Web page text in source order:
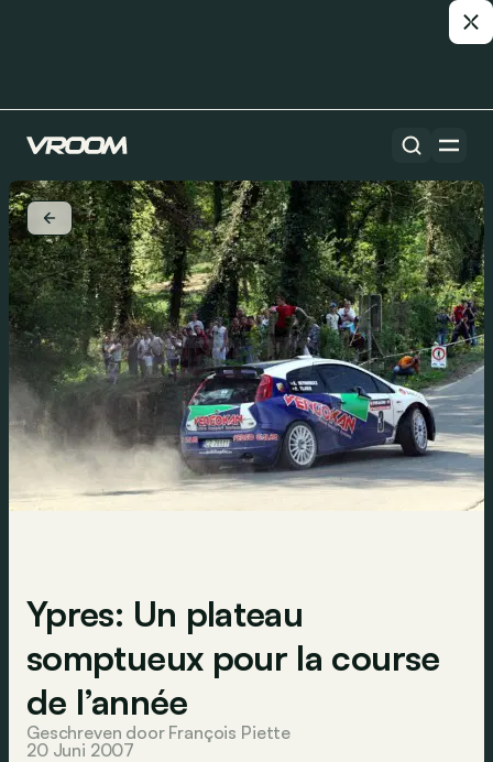
Ypres: Un plateau
somptueux pour la course
de l’année
Geschreven door François Piette
20 Juni 2007